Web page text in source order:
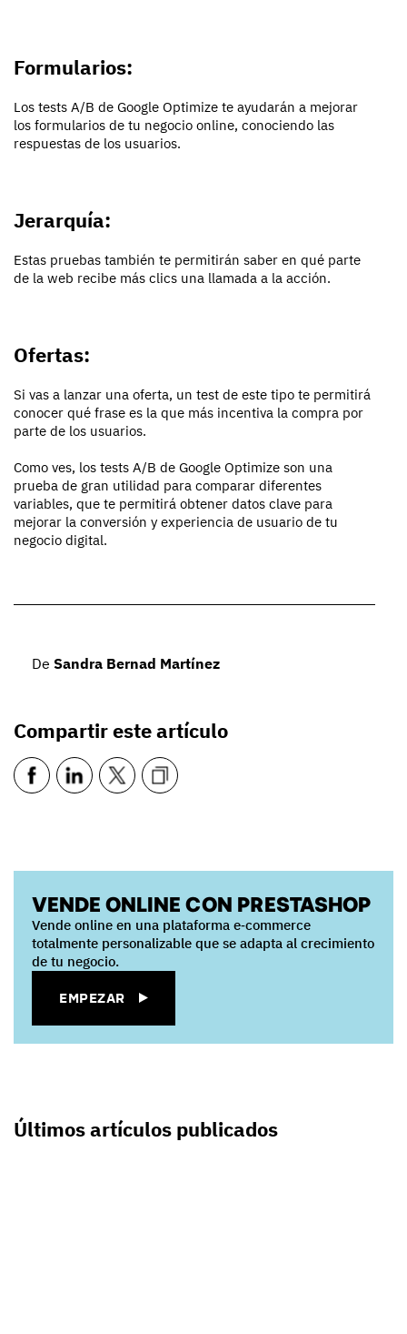
Formularios:
Los tests A/B de Google Optimize te ayudarán a mejorar
los formularios de tu negocio online, conociendo las
respuestas de los usuarios.
Jerarquía:
Estas pruebas también te permitirán saber en qué parte
de la web recibe más clics una llamada a la acción.
Ofertas:
Si vas a lanzar una oferta, un test de este tipo te permitirá
conocer qué frase es la que más incentiva la compra por
parte de los usuarios.
Como ves, los tests A/B de Google Optimize son una
prueba de gran utilidad para comparar diferentes
variables, que te permitirá obtener datos clave para
mejorar la conversión y experiencia de usuario de tu
negocio digital.
De Sandra Bernad Martínez
Compartir este artículo
VENDE ONLINE CON PRESTASHOP
Vende online en una plataforma e‑commerce
totalmente personalizable que se adapta al crecimiento
de tu negocio.
EMPEZAR
Últimos artículos publicados